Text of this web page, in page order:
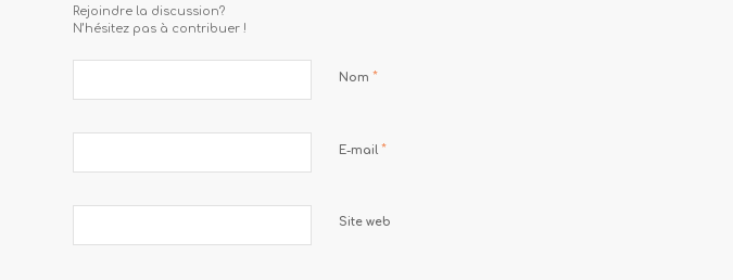
Rejoindre la discussion?
N’hésitez pas à contribuer !
Nom *
E-mail *
Site web